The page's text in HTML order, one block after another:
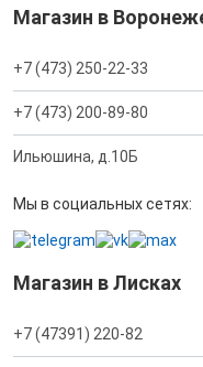
Магазин в
+7 (473) 250-22-33
+7 (473) 200-89-80
Ильюшина, д.10Б
Мы в социальных сетях:
Магазин в Лисках
+7 (47391) 220-82